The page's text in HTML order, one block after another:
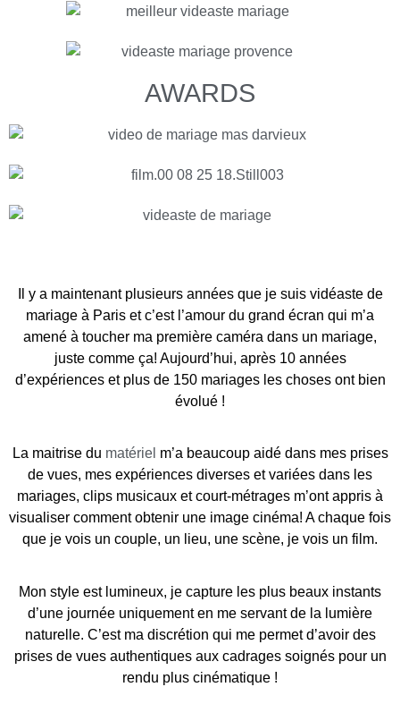
AWARDS
Il y a maintenant plusieurs années que je suis vidéaste de
mariage à Paris et c’est l’amour du grand écran qui m’a
amené à toucher ma première caméra dans un mariage,
juste comme ça! Aujourd’hui, après 10 années
d’expériences et plus de 150 mariages les choses ont bien
évolué !
La maitrise du matériel m’a beaucoup aidé dans mes prises
de vues, mes expériences diverses et variées dans les
mariages, clips musicaux et court-métrages m’ont appris à
visualiser comment obtenir une image cinéma! A chaque fois
que je vois un couple, un lieu, une scène, je vois un film.
Mon style est lumineux, je capture les plus beaux instants
d’une journée uniquement en me servant de la lumière
naturelle. C’est ma discrétion qui me permet d’avoir des
prises de vues authentiques aux cadrages soignés pour un
rendu plus cinématique !